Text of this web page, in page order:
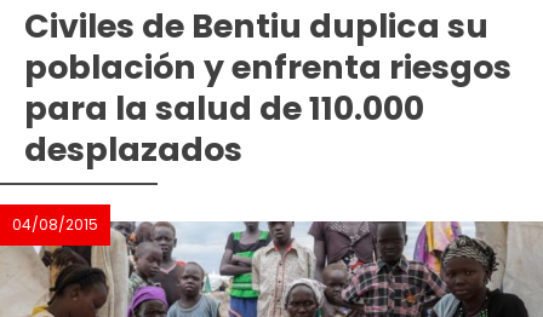
Civiles de Bentiu duplica su
población y enfrenta riesgos
para la salud de 110.000
desplazados
04/08/2015